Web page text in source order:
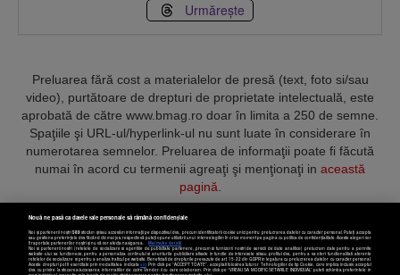
Urmărește
Preluarea fără cost a materialelor de presă (text, foto si/sau
video), purtătoare de drepturi de proprietate intelectuală, este
aprobată de către www.bmag.ro doar în limita a 250 de semne.
Spaţiile şi URL-ul/hyperlink-ul nu sunt luate în considerare în
numerotarea semnelor. Preluarea de informaţii poate fi făcută
numai în acord cu termenii agreaţi şi menţionaţi in această
pagină.
Termeni și condiții Confidențialitate Cookies Contact
Nouă ne pasă ca datele tale personale să rămână confidențiale
Noi și partenerii noștri589stocăm și/sau accesăm informații pe dispozitivul dvs., precum identificatorii cookie unici pentru prelucrarea datelor cu caracter personal. Puteți accepta
sau gestiona preferințele dvs. făcând clic mai jos, respectiv vă puteți opune utilizării unui interes legitim în orice moment pe pagina cu politica de confidențialitate. Aceste alegeri vor
fi raportate partenerilor noștri și nu vă vor afecta navigarea.
Mai multe detalii
Noi si partenerii nostri (retelele de socializare si agentiile de publicitate partenere, precum si furnizorii nostri de servicii de date analitice) prelucram date pentru a permite
website-ului sa functioneze, pentru a personaliza continutul si anunturile publicitare afisate in functie de interesele si/sau profilul dvs., pentru a va oferi functionalitati aferente
retelelor de socializare si pentru a analiza traficul pe website. Beneficiati de drepturile prevazute de art. 15-22 din GDPR in legatura cu prelucrarea datelor cu caracter personal.
Aceste drepturi pot fi exercitate prin modalitatea indicataaici. Prin click pe “ACCEPT TOATE”, acceptati folosirea tuturor Tehnologiilor de tip Cookie, care implica inclusiv acceptul
dvs. cu privire la stocarea/accesarea informatiilor de catre Vendor-ii cu care colaboram. Prin click pe “VREAU SA MODIFIC SETARILE INDIVIDUAL” puteti schimba preferintele in